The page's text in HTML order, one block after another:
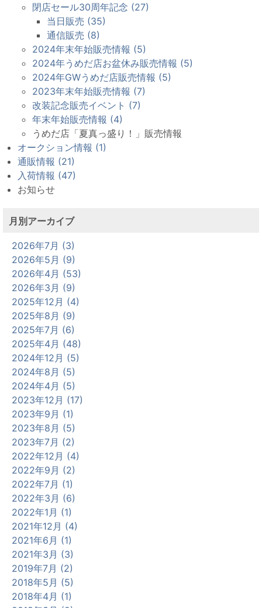
閉店セール30周年記念 (27)
当日販売 (35)
通信販売 (8)
2024年末年始販売情報 (5)
2024年うめだ店お盆休み販売情報 (5)
2024年GWうめだ店販売情報 (5)
2023年末年始販売情報 (7)
改装記念販売イベント (7)
年末年始販売情報 (4)
うめだ店「夏真っ盛り！」販売情報
オークション情報 (1)
通販情報 (21)
入荷情報 (47)
お知らせ
月別アーカイブ
2026年7月 (3)
2026年5月 (9)
2026年4月 (53)
2026年3月 (9)
2025年12月 (4)
2025年8月 (9)
2025年7月 (6)
2025年4月 (48)
2024年12月 (5)
2024年8月 (5)
2024年4月 (5)
2023年12月 (17)
2023年9月 (1)
2023年8月 (5)
2023年7月 (2)
2022年12月 (4)
2022年9月 (2)
2022年7月 (1)
2022年3月 (6)
2022年1月 (1)
2021年12月 (4)
2021年6月 (1)
2021年3月 (3)
2019年7月 (2)
2018年5月 (5)
2018年4月 (1)